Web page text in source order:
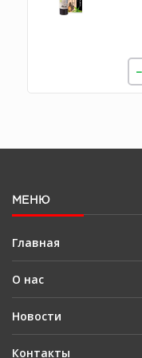
МЕНЮ
Главная
О нас
Новости
Контакты